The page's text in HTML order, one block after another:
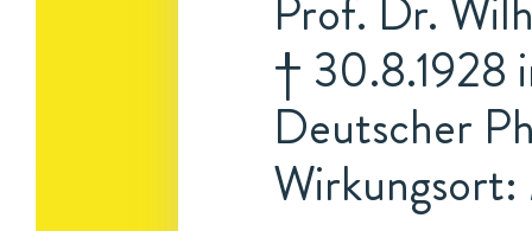
Prof. Dr.
† 30.8.1928
Deutscher